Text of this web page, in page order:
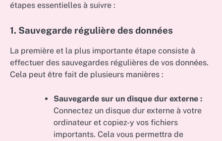
étapes essentielles à suivre :
1. Sauvegarde régulière des données
La première et la plus importante étape consiste à
effectuer des sauvegardes régulières de vos données.
Cela peut être fait de plusieurs manières :
Sauvegarde sur un disque dur externe :
Connectez un disque dur externe à votre
ordinateur et copiez-y vos fichiers
importants. Cela vous permettra de